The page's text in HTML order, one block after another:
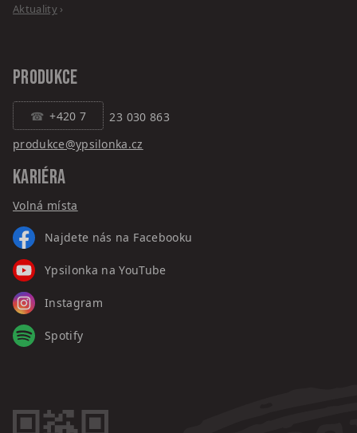
Aktuality›
PRODUKCE
+420 7
23 030 863
produkce@ypsilonka.cz
KARIÉRA
Volná místa
Najdete nás na Facebooku
Ypsilonka na YouTube
Instagram
Spotify